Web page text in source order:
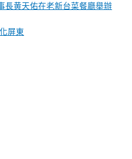
長黄天佑在老新台菜餐廳舉辦
屏東